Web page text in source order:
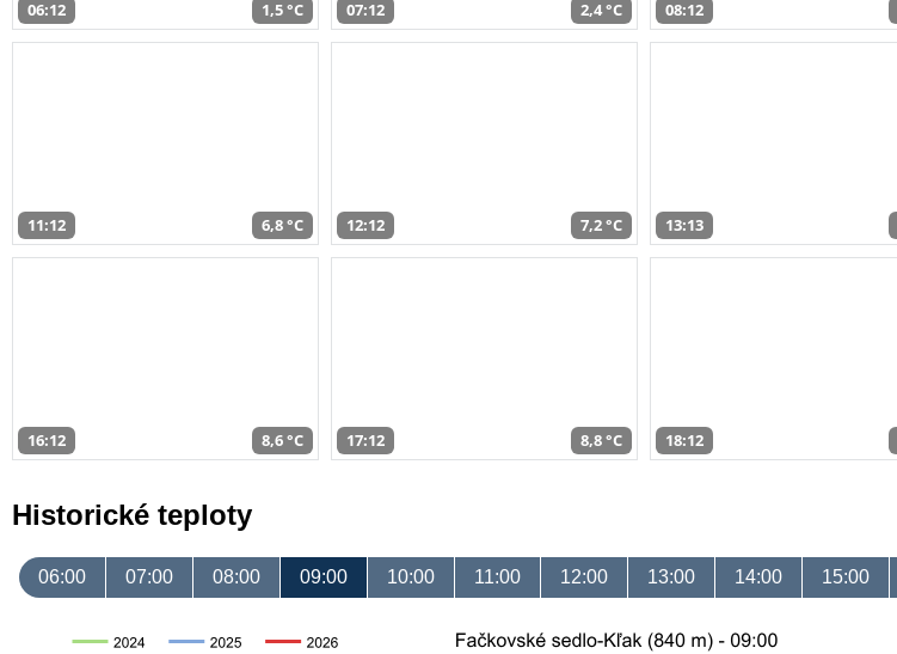
06:12 1,5 °C 07:12 2,4 °C 08:12
11:12 6,8 °C 12:12 7,2 °C 13:13
16:12 8,6 °C 17:12 8,8 °C 18:12
Historické teploty
06:00 07:00 08:00 09:00 10:00 11:00 12:00 13:00 14:00 15:00